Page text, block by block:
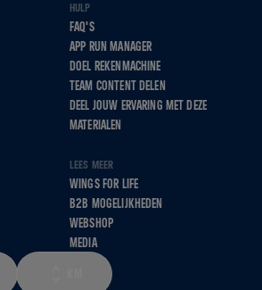
HULP
FAQ'S
APP RUN MANAGER
DOEL REKENMACHINE
TEAM CONTENT DELEN
DEEL JOUW ERVARING MET DEZE
MATERIALEN
LEES MEER
WINGS FOR LIFE
B2B MOGELIJKHEDEN
WEBSHOP
MEDIA